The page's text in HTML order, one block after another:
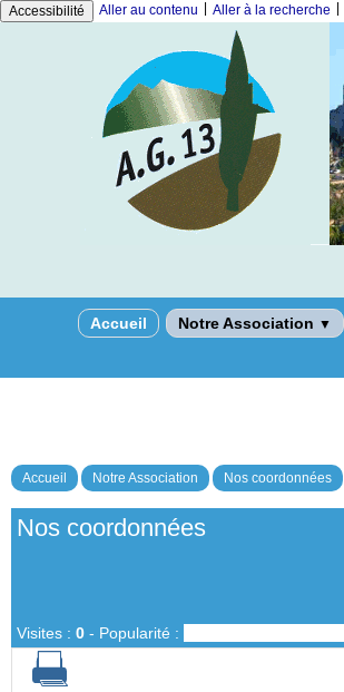
Accessibilité Aller au contenu Aller à la recherche
Accueil Notre Association ▼
Accueil Notre Association Nos coordonnées
Nos coordonnées
Visites : 0 - Popularité :